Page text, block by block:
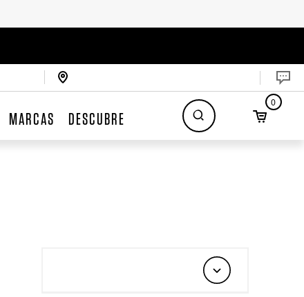
MARCAS DESCUBRE
0